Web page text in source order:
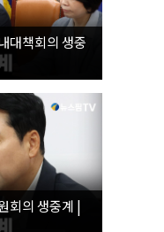
대책회의 생중
회의 생중계 |